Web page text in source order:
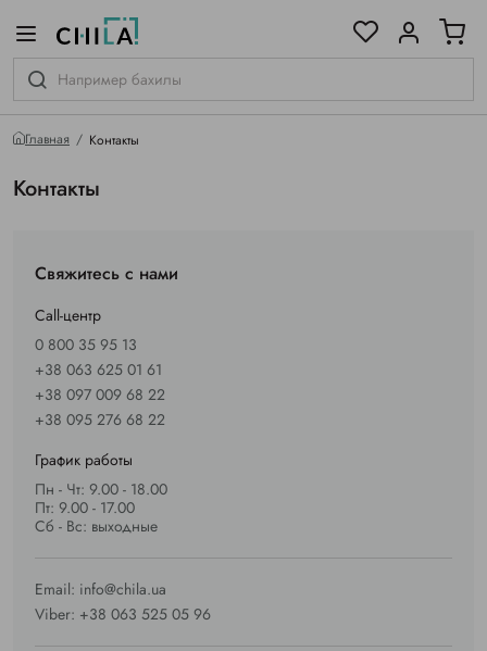
Главная Контакты
Контакты
Свяжитесь с нами
Call-центр
0 800 35 95 13
+38 063 625 01 61
+38 097 009 68 22
+38 095 276 68 22
График работы
Пн - Чт: 9.00 - 18.00
Пт: 9.00 - 17.00
Сб - Вс: выходные
Email: info@chila.ua
Viber: +38 063 525 05 96
гамме